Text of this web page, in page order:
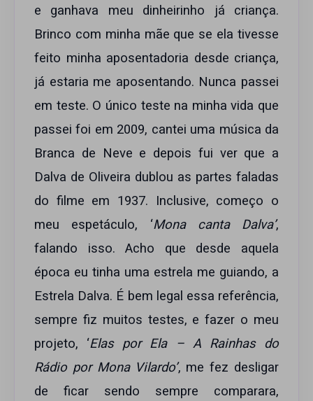
e ganhava meu dinheirinho já criança.
Brinco com minha mãe que se ela tivesse
feito minha aposentadoria desde criança,
já estaria me aposentando. Nunca passei
em teste. O único teste na minha vida que
passei foi em 2009, cantei uma música da
Branca de Neve e depois fui ver que a
Dalva de Oliveira dublou as partes faladas
do filme em 1937. Inclusive, começo o
meu espetáculo, ‘Mona canta Dalva’,
falando isso. Acho que desde aquela
época eu tinha uma estrela me guiando, a
Estrela Dalva. É bem legal essa referência,
sempre fiz muitos testes, e fazer o meu
projeto, ‘Elas por Ela – A Rainhas do
Rádio por Mona Vilardo’, me fez desligar
de ficar sendo sempre comparara,